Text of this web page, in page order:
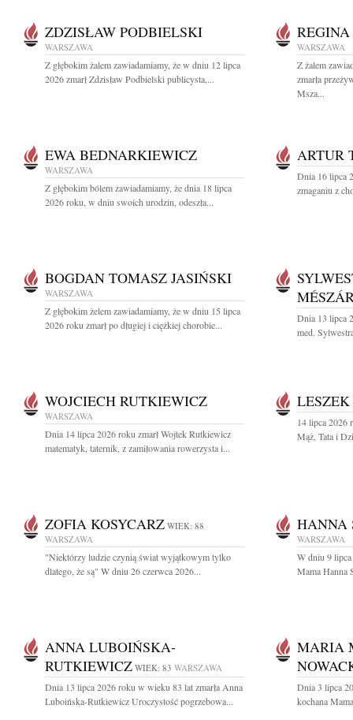
ZDZISŁAW PODBIELSKI
WARSZAWA
Z głębokim żalem zawiadamiamy, że w dniu 12 lipca
2026 zmarł Zdzisław Podbielski publicysta,...
WARSZAWA
Z żalem
zmarła
Msza...
EWA BEDNARKIEWICZ
WARSZAWA
Z głębokim bólem zawiadamiamy, że dnia 18 lipca
2026 roku, w dniu swoich urodzin, odeszła...
ARTUR
Dnia 16 lipca
zmaganiu z
BOGDAN TOMASZ JASIŃSKI
WARSZAWA
Z głębokim żelem zawiadamiamy, że w dniu 15 lipca
2026 roku zmarł po długiej i ciężkiej chorobie...
Dnia 13 lipca
med.
WOJCIECH RUTKIEWICZ
WARSZAWA
Dnia 14 lipca 2026 roku zmarł Wojtek Rutkiewicz
matematyk, taternik, z zamiłowania rowerzysta i...
14 lipca 2026
Mąż, Tata i
ZOFIA KOSYCARZ WIEK: 88
WARSZAWA
"Niektórzy ludzie czynią świat wyjątkowym tylko
dlatego, że są" W dniu 26 czerwca 2026...
HANNA
WARSZAWA
W dniu 9 lipca
Mama Hanna
ANNA LUBOIŃSKA-
RUTKIEWICZ WIEK: 83 WARSZAWA
Dnia 13 lipca 2026 roku w wieku 83 lat zmarła Anna
Luboińska-Rutkiewicz Uroczystość pogrzebowa...
MARIA
Dnia 3 lipca
kochana